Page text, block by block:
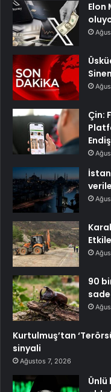
Elon
Çin:
90
Kurtulmuş’tan
sinyali
Ağustos 7, 2026